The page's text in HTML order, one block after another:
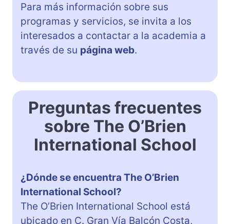
Para más información sobre sus
programas y servicios, se invita a los
interesados a contactar a la academia a
través de su página web.
Preguntas frecuentes
sobre The O’Brien
International School
¿Dónde se encuentra The O’Brien
International School?
The O’Brien International School está
ubicado en C. Gran Vía Balcón Costa,